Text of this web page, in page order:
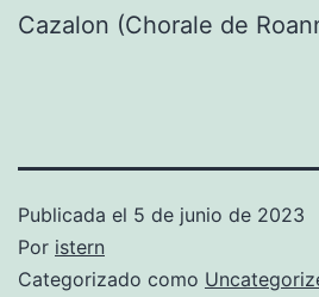
Cazalon (Chorale de
Publicada el 5 de junio de 2023
Por istern
Categorizado como